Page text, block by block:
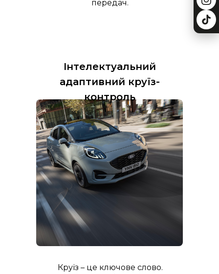
Круїз – це ключове слово.
Інтелектуальний
адаптивний круїз-
контроль
передач.